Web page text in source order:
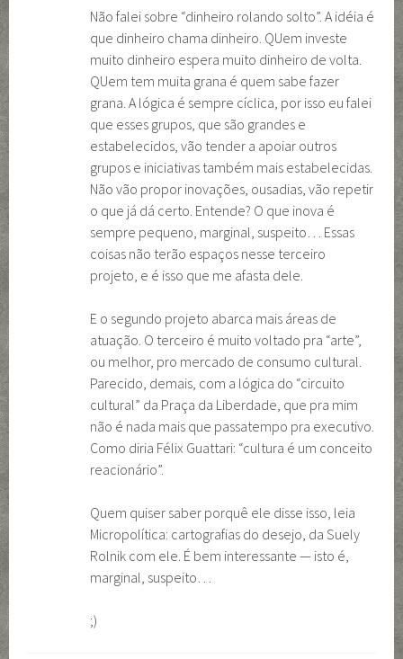
Não falei sobre “dinheiro rolando solto”. A idéia é
que dinheiro chama dinheiro. QUem investe
muito dinheiro espera muito dinheiro de volta.
QUem tem muita grana é quem sabe fazer
grana. A lógica é sempre cíclica, por isso eu falei
que esses grupos, que são grandes e
estabelecidos, vão tender a apoiar outros
grupos e iniciativas também mais estabelecidas.
Não vão propor inovações, ousadias, vão repetir
o que já dá certo. Entende? O que inova é
sempre pequeno, marginal, suspeito… Essas
coisas não terão espaços nesse terceiro
projeto, e é isso que me afasta dele.
E o segundo projeto abarca mais áreas de
atuação. O terceiro é muito voltado pra “arte”,
ou melhor, pro mercado de consumo cultural.
Parecido, demais, com a lógica do “circuito
cultural” da Praça da Liberdade, que pra mim
não é nada mais que passatempo pra executivo.
Como diria Félix Guattari: “cultura é um conceito
reacionário”.
Quem quiser saber porquê ele disse isso, leia
Micropolítica: cartografias do desejo, da Suely
Rolnik com ele. É bem interessante — isto é,
marginal, suspeito…
;)